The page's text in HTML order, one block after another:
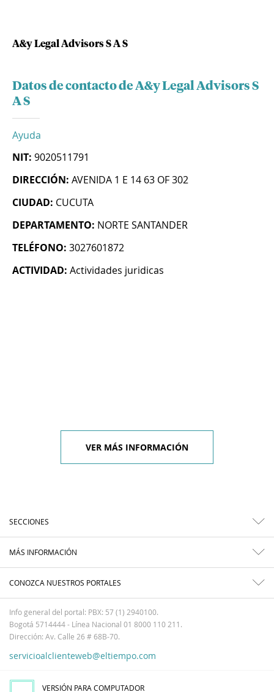
A&y Legal Advisors S A S
Datos de contacto de A&y Legal Advisors S
A S
Ayuda
NIT: 9020511791
DIRECCIÓN: AVENIDA 1 E 14 63 OF 302
CIUDAD: CUCUTA
DEPARTAMENTO: NORTE SANTANDER
TELÉFONO: 3027601872
ACTIVIDAD: Actividades juridicas
VER MÁS INFORMACIÓN
SECCIONES
MÁS INFORMACIÓN
CONOZCA NUESTROS PORTALES
Info general del portal: PBX: 57 (1) 2940100.
Bogotá 5714444 - Línea Nacional 01 8000 110 211.
Dirección: Av. Calle 26 # 68B-70.
servicioalclienteweb@eltiempo.com
VERSIÓN PARA COMPUTADOR